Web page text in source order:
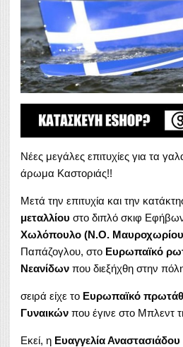
Νέες μεγάλες επιτυχίες για τα
άρωμα Καστοριάς!!
Μετά την επιτυχία και την
μεταλλίου στο διπλό σκιφ
Χωλόπουλο (N.O.
Παπάζογλου, στο Ευρωπαϊκό
Νεανίδων που διεξήχθη στην
σειρά είχε το Ευρωπαϊκό
Γυναικών που έγινε στο Μπλεντ
Εκεί, η Ευαγγελία